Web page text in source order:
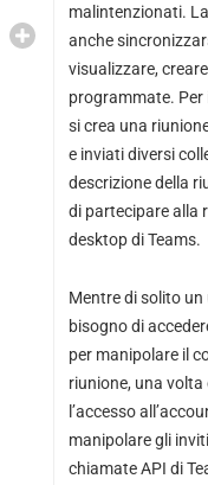
malintenzionati.
anche
visualizzare,
programmate.
si crea una
e inviati diversi
descrizione della
di partecipare alla
desktop di Teams.
Mentre di solito
bisogno di
per manipolare il
riunione, una
l’accesso
manipolare gli
chiamate API di